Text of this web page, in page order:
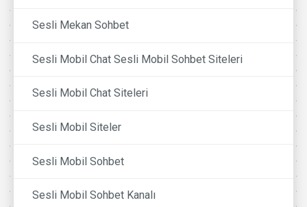
Sesli Mekan Sohbet
Sesli Mobil Chat Sesli Mobil Sohbet Siteleri
Sesli Mobil Chat Siteleri
Sesli Mobil Siteler
Sesli Mobil Sohbet
Sesli Mobil Sohbet Kanalı